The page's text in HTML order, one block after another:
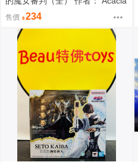
(附尼采書套)
售價 234